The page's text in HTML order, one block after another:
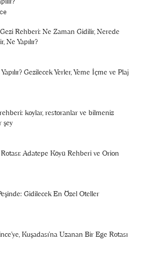
Rehberi: Ne Zaman Gidilir, Nerede
Ne Yapılır?
Gezilecek Yerler, Yeme İçme ve Plaj
koylar, restoranlar ve bilmeniz
şey
Adatepe Köyü Rehberi ve Orion
Gidilecek En Özel Oteller
Kuşadası’na Uzanan Bir Ege Rotası